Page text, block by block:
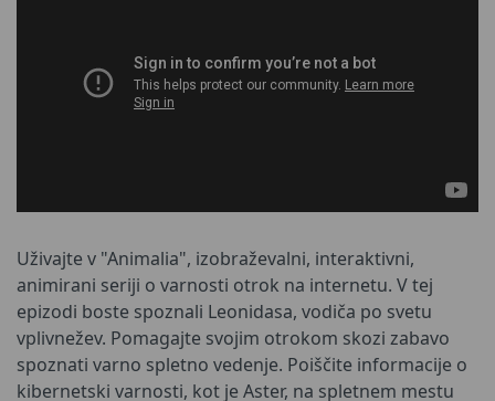
Uživajte v "Animalia", izobraževalni, interaktivni,
animirani seriji o varnosti otrok na internetu. V tej
epizodi boste spoznali Leonidasa, vodiča po svetu
vplivnežev. Pomagajte svojim otrokom skozi zabavo
spoznati varno spletno vedenje. Poiščite informacije o
kibernetski varnosti, kot je Aster, na spletnem mestu